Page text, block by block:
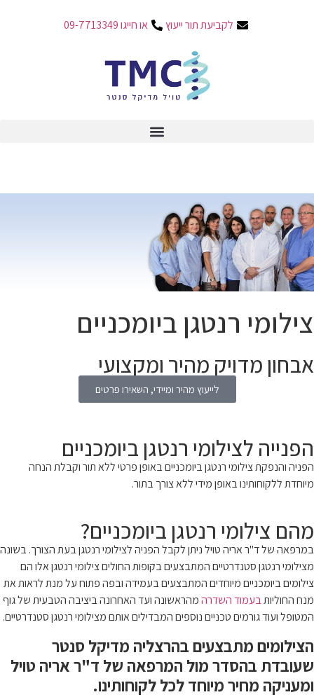
לקביעת תור ייעוץ או חייגו 09-7713349
צילומי רנטגן ביומכניים
אבחון מדויק מהיר ומקצועי
לייעוץ מהיר ומיידי, השאירו פרטים
הפנייה לצילומי רנטגן ביומכניים
הפניה והנפקת צילומי רנטגן ביומכניים באופן פרטי ללא תור וקבלת הנחה
מיוחדת ללקוחותינו באופן מידי ללא צורך בתור.
מהם צילומי רנטגן ביומכניים?
במרפאה של ד"ר אריה טויל ניתן לקבל הפניה לצילומי רנטגן בעת הצורך. בשונה
מצילומי רנטגן סטנדרטיים המתבצעים בקופות החולים צילומי רנטגן אלו הם
צילומים ביומכניים מיוחדים המתבצעים בעמידה ובפה פתוח על מנת לראות את
מנח החוליותבעמוד השדרהמהראשונה ועד האחרונה ביציבה הטבעית של גוף
המטופל ועוד גורמים טכניים נוספים המבדילים אותם מצילומי רנטגן סטנדרטיים.
הצילומים מתבצעים בהרצליה מדיקל סנטר
שעובדת בהסדר מול המרפאה של ד"ר אריה טויל
ומעניקה מחיר מיוחד לכל לקוחותינו.